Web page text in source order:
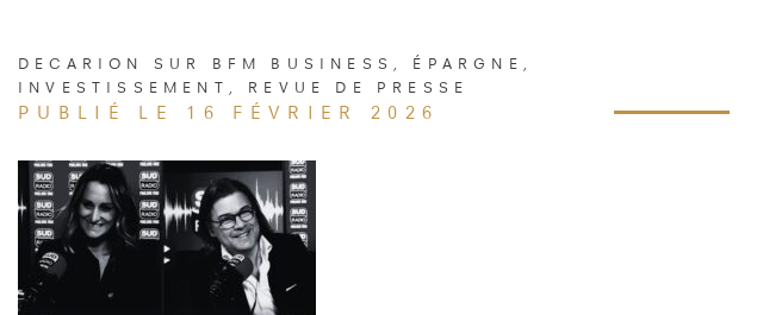
DECARION SUR BFM BUSINESS ÉPARGNE
INVESTISSEMENT
REVUE DE PRESSE
PUBLIÉ LE 16 FÉVRIER 2026